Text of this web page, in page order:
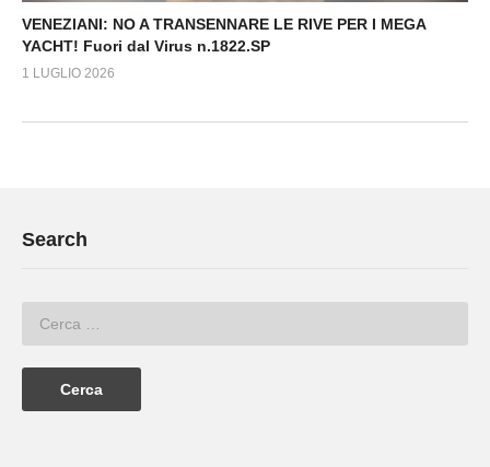
VENEZIANI: NO A TRANSENNARE LE RIVE PER I MEGA
YACHT! Fuori dal Virus n.1822.SP
1 LUGLIO 2026
Search